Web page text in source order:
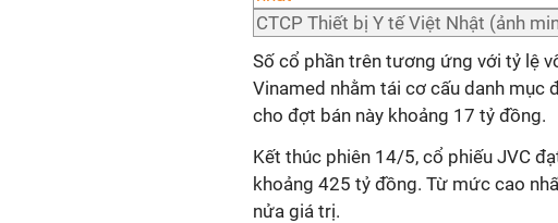
CTCP Thiết bị Y tế Việt Nhật (ảnh
Số cổ phần trên tương ứng với tỷ lệ
Vinamed nhằm tái cơ cấu danh mục
cho đợt bán này khoảng 17 tỷ đồng.
Kết thúc phiên 14/5, cổ phiếu JVC
khoảng 425 tỷ đồng. Từ mức cao
nửa giá trị.